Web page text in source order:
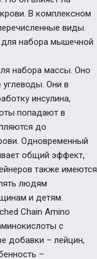
В комплексном
виды.
для набора мышечной
набора массы. Оно
Они в
инсулина,
попадают в
до
Одновременный
общий эффект,
также имеются
людям
и детям.
Chain Amino
с
добавки – лейцин,
–